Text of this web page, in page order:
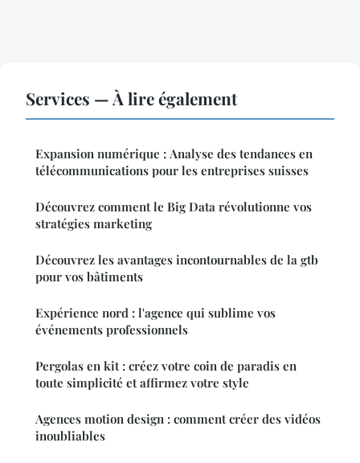
Services — À lire également
Expansion numérique : Analyse des tendances en
télécommunications pour les entreprises suisses
Découvrez comment le Big Data révolutionne vos
stratégies marketing
Découvrez les avantages incontournables de la gtb
pour vos bâtiments
Expérience nord : l'agence qui sublime vos
événements professionnels
Pergolas en kit : créez votre coin de paradis en
toute simplicité et affirmez votre style
Agences motion design : comment créer des vidéos
inoubliables